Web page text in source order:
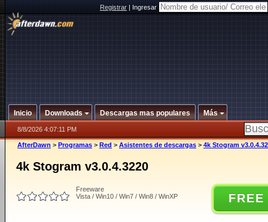
Registrar|Ingresar
Inicio Downloads Descargas mas populares Más
8/8/2026 4:07:11 PM
AfterDawn > Programas > Red > Asistentes de descargas > 4k Stogram
4k Stogram v3.0.4.3220
Freeware
Vista / Win10 / Win7 / Win8 / WinXP